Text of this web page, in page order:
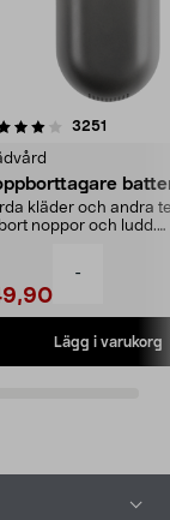
-
3251
kläder och andra
noppor och ludd.
Lägg i varukorg
4.5av 5 stjärnor